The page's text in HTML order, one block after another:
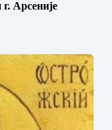
Арсеније